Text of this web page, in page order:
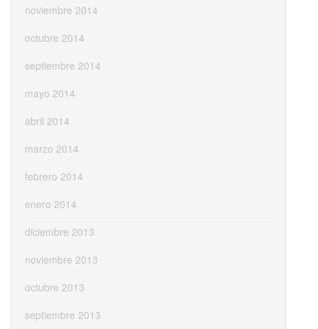
noviembre 2014
octubre 2014
septiembre 2014
mayo 2014
abril 2014
marzo 2014
febrero 2014
enero 2014
diciembre 2013
noviembre 2013
octubre 2013
septiembre 2013